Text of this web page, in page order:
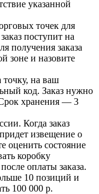
указанной
точек для
поступит на
получения заказа
зоне и назовите
точку, на ваш
код. Заказ нужно
хранения — 3
Когда заказ
извещение о
оценить состояние
коробку
оплаты заказа.
10 позиций и
100 000 р.